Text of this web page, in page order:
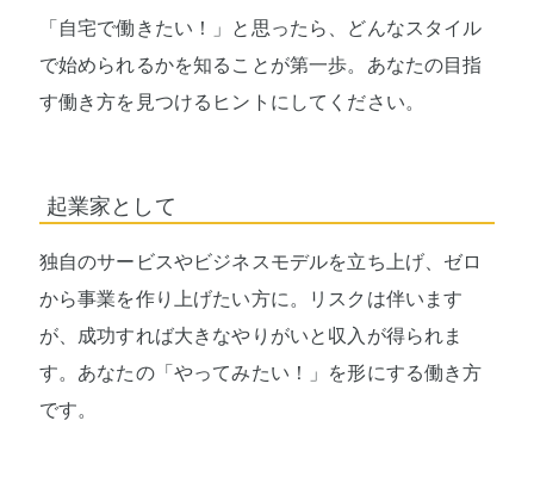
「自宅で働きたい！」と思ったら、どんなスタイル
で始められるかを知ることが第一歩。あなたの目指
す働き方を見つけるヒントにしてください。
起業家として
独自のサービスやビジネスモデルを立ち上げ、ゼロ
から事業を作り上げたい方に。リスクは伴います
が、成功すれば大きなやりがいと収入が得られま
す。あなたの「やってみたい！」を形にする働き方
です。